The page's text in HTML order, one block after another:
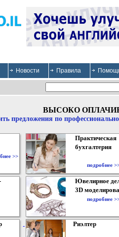
Новости Правила
ВЫСОКО
предложения по
>>
Практическая
бухгалтерия
подробнее
Ювелирное
3D
подробнее
Риэлтер